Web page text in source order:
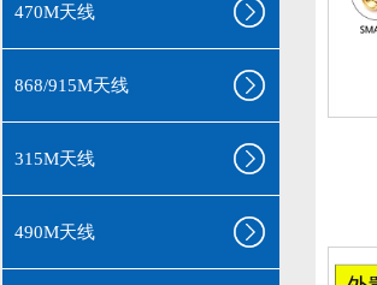
470M天线
868/915M天线
315M天线
490M天线